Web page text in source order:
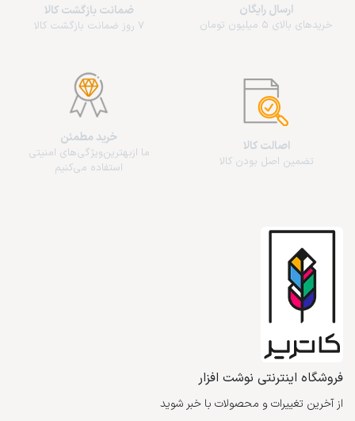
ارسال رایگان
خریدهای بالای 5 میلیون تومان
ضمانت بازگشت کالا
7 روز ضمانت بازگشت کالا
اصالت کالا
تضمین اصل بودن کالا
خرید مطمئن
ما از‌بهترین‌ویژگی‌های امنیتی
استفاده می‌کنیم
فروشگاه اینترنتی نوشت افزار
از آخرین تغییرات و محصولات با خبر شوید